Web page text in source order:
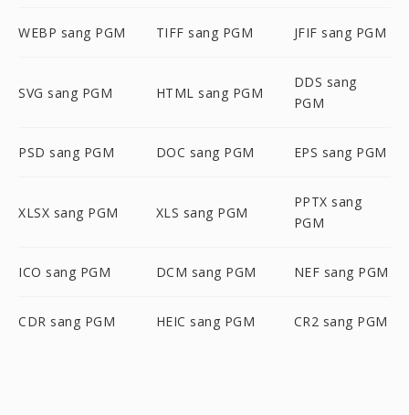
WEBP sang PGM TIFF sang PGM JFIF sang PGM
SVG sang PGM HTML sang PGM
DDS sang
PGM
PSD sang PGM DOC sang PGM EPS sang PGM
XLSX sang PGM XLS sang PGM
PPTX sang
PGM
ICO sang PGM DCM sang PGM NEF sang PGM
CDR sang PGM HEIC sang PGM CR2 sang PGM